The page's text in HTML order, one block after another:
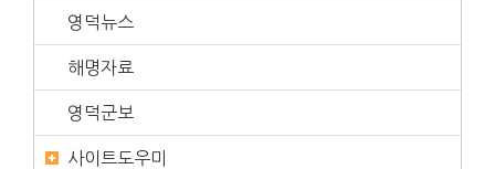
영덕뉴스
해명자료
영덕군보
사이트도우미